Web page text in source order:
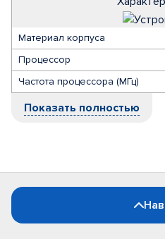
Материал корпуса
Процессор
Частота процессора (МГц)
Показать полностью